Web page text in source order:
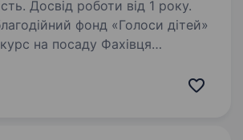
Досвід роботи від 1 року.
фонд «Голоси дітей»
на посаду Фахівця
«Голоси дітей» —